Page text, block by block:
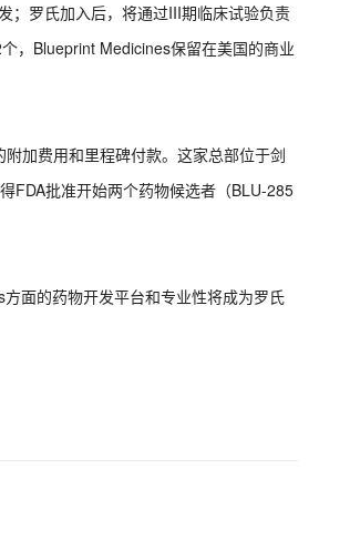
；罗氏加入后，将通过III期临床试验负责
，Blueprint Medicines保留在美国的商业
加费用和里程碑付款。这家总部位于剑
FDA批准开始两个药物候选者（BLU-285
面的药物开发平台和专业性将成为罗氏